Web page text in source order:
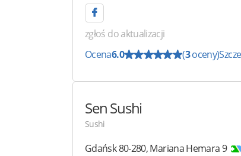
zgłoś do aktualizacji
Ocena6.0 (3oceny)
Sen Sushi
Sushi
Gdańsk80-280,Mariana Hemara 9